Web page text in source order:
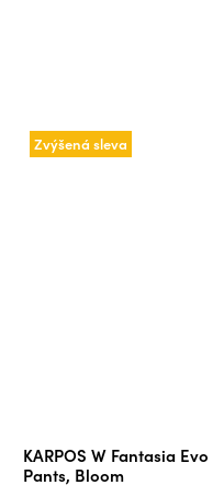
Zvýšená sleva
KARPOS W Fantasia Evo
Pants, Bloom